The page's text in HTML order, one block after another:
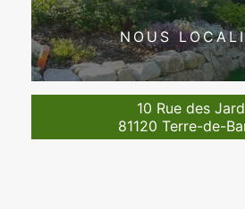
NOUS
10 Rue des
81120 Terre-de-